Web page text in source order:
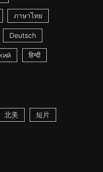
ภาษาไทย
Deutsch
हिन्दी
北美 短片